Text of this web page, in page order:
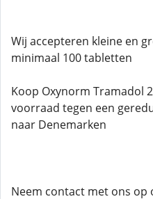
Wij accepteren kleine en
minimaal 100 tabletten
Koop Oxynorm Tramadol
voorraad tegen een
naar Denemarken
Neem contact met ons op